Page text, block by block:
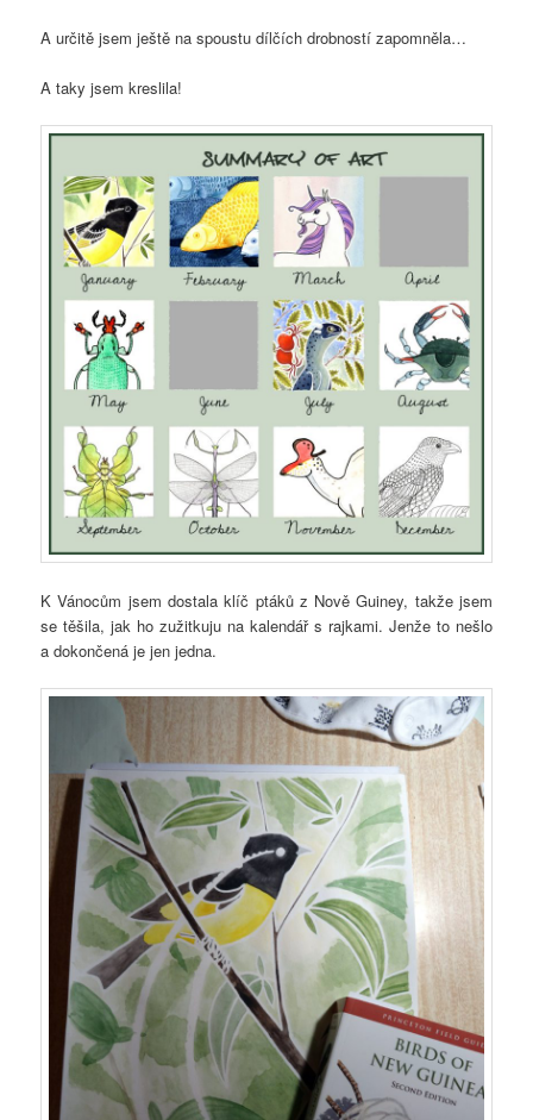
A určitě jsem ještě na spoustu dílčích drobností zapomněla…
A taky jsem kreslila!
K Vánocům jsem dostala klíč ptáků z Nově Guiney, takže jsem
se těšila, jak ho zužitkuju na kalendář s rajkami. Jenže to nešlo
a dokončená je jen jedna.